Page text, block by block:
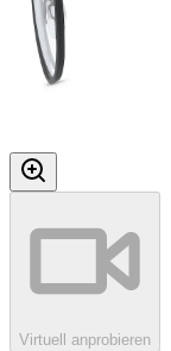
Virtuell anprobieren